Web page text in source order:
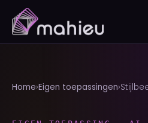
Home Eigen toepassingen